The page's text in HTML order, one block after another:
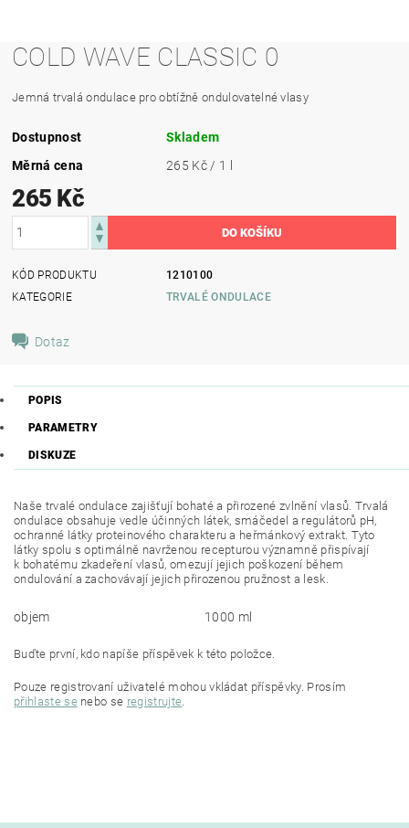
COLD WAVE CLASSIC 0
Jemná trvalá ondulace pro obtížně ondulovatelné vlasy
Dostupnost
Skladem
Měrná cena
265 Kč / 1 l
265 Kč
KÓD PRODUKTU
1210100
KATEGORIE
TRVALÉ ONDULACE
Dotaz
POPIS
PARAMETRY
DISKUZE
Naše trvalé ondulace zajišťují bohaté a přirozené zvlnění vlasů. Trvalá
ondulace obsahuje vedle účinných látek, smáčedel a regulátorů pH,
ochranné látky proteinového charakteru a heřmánkový extrakt. Tyto
látky spolu s optimálně navrženou recepturou významně přispívají
k bohatému zkadeření vlasů, omezují jejich poškození během
ondulování a zachovávají jejich přirozenou pružnost a lesk.
objem 1000 ml
Buďte první, kdo napíše příspěvek k této položce.
Pouze registrovaní uživatelé mohou vkládat příspěvky. Prosím
přihlaste senebo se registrujte.